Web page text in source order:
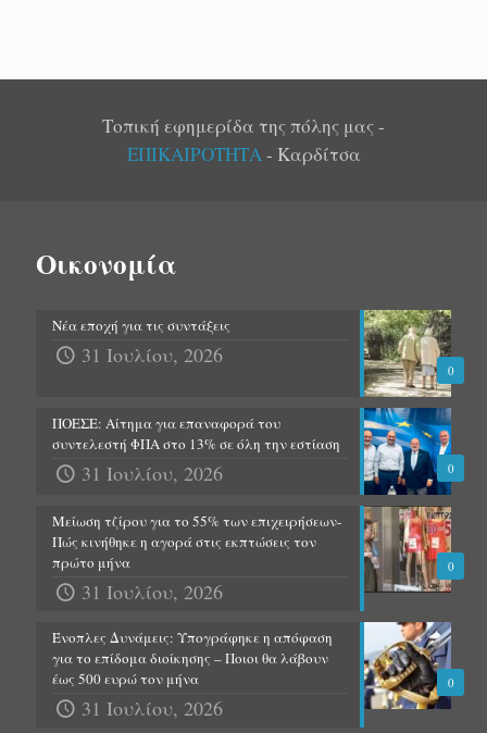
Τοπική εφημερίδα της πόλης μας -
ΕΠΙΚΑΙΡΟΤΗΤΑ- Καρδίτσα
Οικονομία
0
Νέα εποχή για τις συντάξεις
31 Ιουλίου, 2026
0
ΠΟΕΣΕ: Αίτημα για επαναφορά του
συντελεστή ΦΠΑ στο 13% σε όλη την εστίαση
31 Ιουλίου, 2026
0
Μείωση τζίρου για το 55% των επιχειρήσεων-
Πώς κινήθηκε η αγορά στις εκπτώσεις τον
πρώτο μήνα
31 Ιουλίου, 2026
0
Ένοπλες Δυνάμεις: Υπογράφηκε η απόφαση
για το επίδομα διοίκησης – Ποιοι θα λάβουν
έως 500 ευρώ τον μήνα
31 Ιουλίου, 2026